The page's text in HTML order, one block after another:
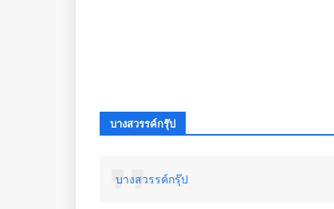
บางสวรรค์กรุ๊ป
บางสวรรค์กรุ๊ป